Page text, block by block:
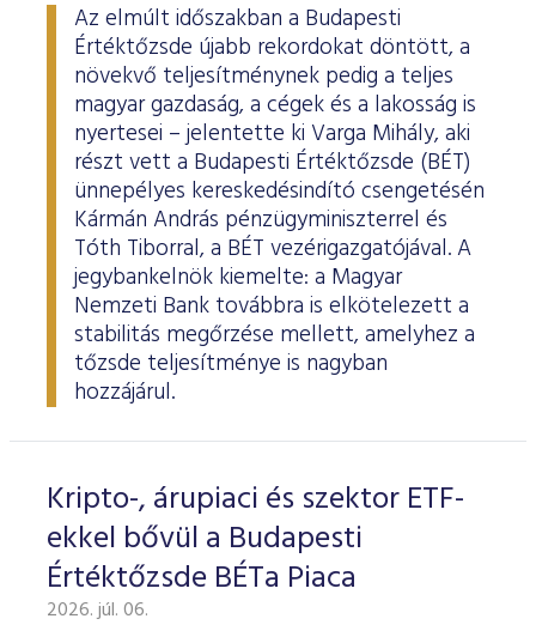
Az elmúlt időszakban a Budapesti
Értéktőzsde újabb rekordokat döntött, a
növekvő teljesítménynek pedig a teljes
magyar gazdaság, a cégek és a lakosság is
nyertesei – jelentette ki Varga Mihály, aki
részt vett a Budapesti Értéktőzsde (BÉT)
ünnepélyes kereskedésindító csengetésén
Kármán András pénzügyminiszterrel és
Tóth Tiborral, a BÉT vezérigazgatójával. A
jegybankelnök kiemelte: a Magyar
Nemzeti Bank továbbra is elkötelezett a
stabilitás megőrzése mellett, amelyhez a
tőzsde teljesítménye is nagyban
hozzájárul.
Kripto-, árupiaci és szektor ETF-
ekkel bővül a Budapesti
Értéktőzsde BÉTa Piaca
2026. júl. 06.